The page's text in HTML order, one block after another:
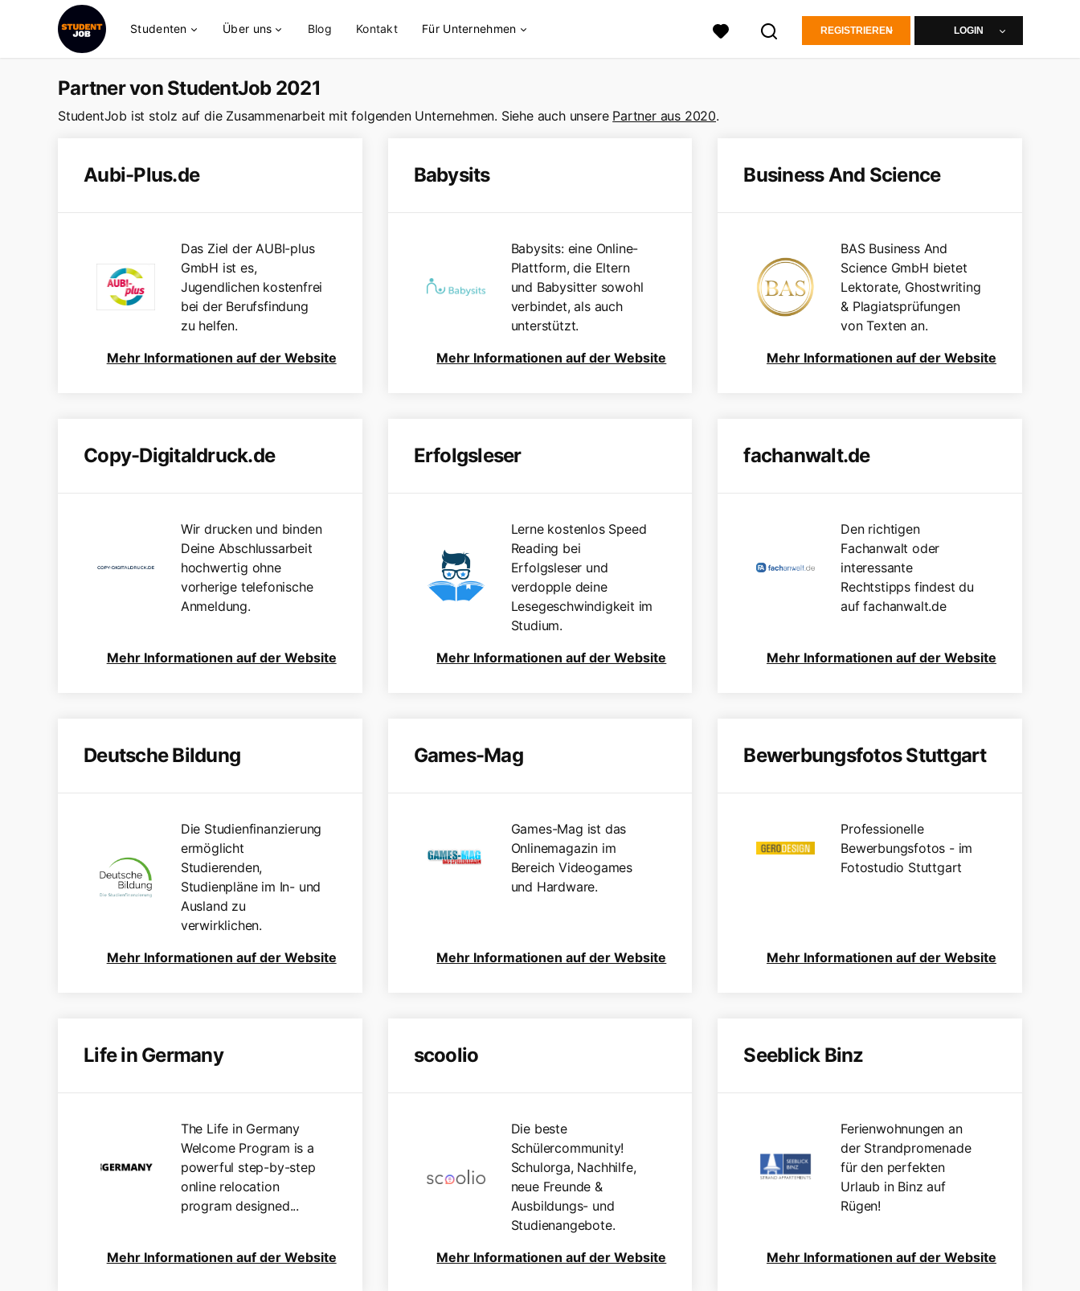
Studenten Über uns Blog Kontakt Für Unternehmen REGISTRIEREN LOGIN
Partner von StudentJob 2021
StudentJob ist stolz auf die Zusammenarbeit mit folgenden Unternehmen. Siehe auch unsere Partner aus 2020.
Aubi-Plus.de
Das Ziel der AUBI-plus
GmbH ist es,
Jugendlichen kostenfrei
bei der Berufsfindung
zu helfen.
Mehr Informationen auf der Website
Babysits
Babysits: eine Online-
Plattform, die Eltern
und Babysitter sowohl
verbindet, als auch
unterstützt.
Mehr Informationen auf der Website
Business And Science
BAS Business And
Science GmbH bietet
Lektorate, Ghostwriting
& Plagiatsprüfungen
von Texten an.
Mehr Informationen auf der Website
Copy-Digitaldruck.de
Wir drucken und binden
Deine Abschlussarbeit
hochwertig ohne
vorherige telefonische
Anmeldung.
Mehr Informationen auf der Website
Erfolgsleser
Lerne kostenlos Speed
Reading bei
Erfolgsleser und
verdopple deine
Lesegeschwindigkeit im
Studium.
Mehr Informationen auf der Website
fachanwalt.de
Den richtigen
Fachanwalt oder
interessante
Rechtstipps findest du
auf fachanwalt.de
Mehr Informationen auf der Website
Deutsche Bildung
Die Studienfinanzierung
ermöglicht
Studierenden,
Studienpläne im In- und
Ausland zu
verwirklichen.
Mehr Informationen auf der Website
Games-Mag
Games-Mag ist das
Onlinemagazin im
Bereich Videogames
und Hardware.
Mehr Informationen auf der Website
Bewerbungsfotos Stuttgart
Professionelle
Bewerbungsfotos - im
Fotostudio Stuttgart
Mehr Informationen auf der Website
Life in Germany
The Life in Germany
Welcome Program is a
powerful step-by-step
online relocation
program designed...
Mehr Informationen auf der Website
scoolio
Die beste
Schülercommunity!
Schulorga, Nachhilfe,
neue Freunde &
Ausbildungs- und
Studienangebote.
Mehr Informationen auf der Website
Seeblick Binz
Ferienwohnungen an
der Strandpromenade
für den perfekten
Urlaub in Binz auf
Rügen!
Mehr Informationen auf der Website